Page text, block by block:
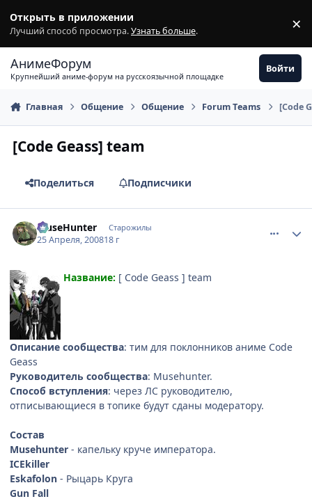
Открыть в приложении
Лучший способ просмотра.Узнать больше. ×
АнимеФорум
Крупнейший аниме-форум на русскоязычной площадке
Войти
Главная Общение Общение Fоrum Tеams [Code
[Code Geass] team
Поделиться Подписчики
MuseHunter Старожилы
25 Апреля, 200818 г
Название: [ Code Geass ] team
Описание сообщества: тим для поклонников аниме Code
Geass
Руководитель сообщества: Musehunter.
Способ вступления: через ЛС руководителю,
отписывающиеся в топике будут сданы модератору.
Состав
Musehunter - капельку круче императора.
ICEkiller
Eskafolon - Рыцарь Круга
Gun Fall